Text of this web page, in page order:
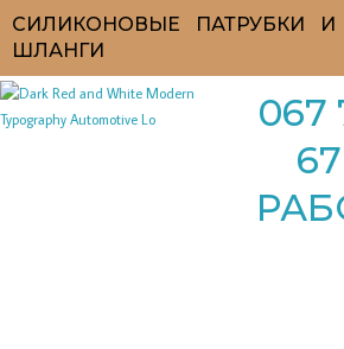
СИЛИКОНОВЫЕ ПАТРУБКИ
ШЛАНГИ
067